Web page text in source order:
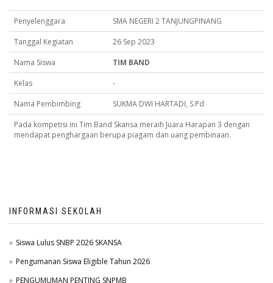
Penyelenggara
SMA NEGERI 2 TANJUNGPINANG
Tanggal Kegiatan
26 Sep 2023
Nama Siswa
TIM BAND
Kelas
-
Nama Pembimbing
SUKMA DWI HARTADI, S.Pd
Pada kompetisi ini Tim Band Skansa meraih Juara Harapan 3 dengan
mendapat penghargaan berupa piagam dan uang pembinaan.
INFORMASI SEKOLAH
Siswa Lulus SNBP 2026 SKANSA
Pengumanan Siswa Eligible Tahun 2026
PENGUMUMAN PENTING SNPMB